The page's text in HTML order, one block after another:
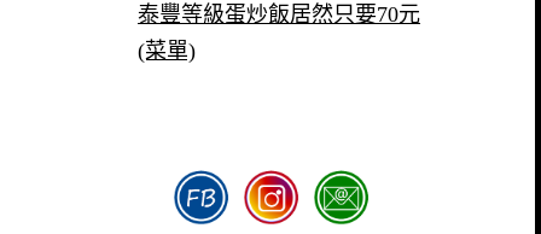
泰豐等級蛋炒飯居然只要70元
(菜單)